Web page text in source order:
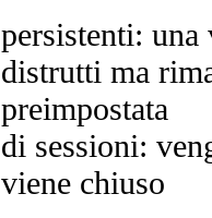
persistenti:
distrutti ma
preimpostata
di sessioni:
viene chiuso